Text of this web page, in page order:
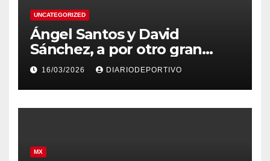
UNCATEGORIZED
Ángel Santos y David
Sánchez, a por otro gran
resultado en el Eco Rallye
Mallorca.
16/03/2026 DIARIODEPORTIVO
MX